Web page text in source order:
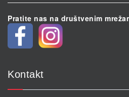
Pratite nas na društvenim
Kontakt